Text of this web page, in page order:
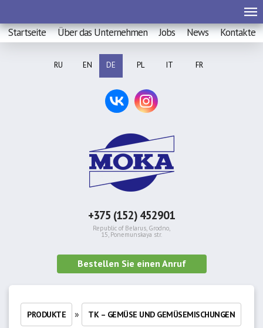
Startseite Über das Unternehmen Jobs News Kontakte
RU EN DE PL IT FR
+375 (152) 452901
Republic of Belarus, Grodno,
15, Ponemunskaya str.
Bestellen Sie einen Anruf
PRODUKTE » TK – GEMÜSE UND GEMÜSEMISCHUNGEN